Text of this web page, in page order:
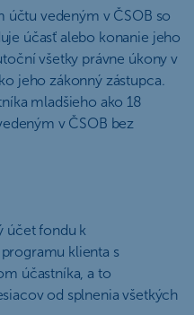
vedeným v ČSOB so
účasť alebo konanie jeho
všetky právne úkony v
jeho zákonný zástupca.
mladšieho ako 18
v ČSOB bez
účet fondu k
klienta s
účastníka, a to
od splnenia všetkých